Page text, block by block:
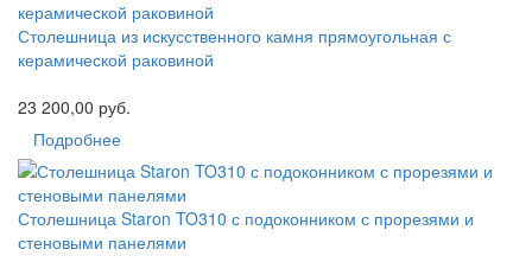
Столешница из искусственного камня прямоугольная с
керамической раковиной
23 200,00 руб.
Подробнее
Столешница Staron TO310 с подоконником с прорезями и
стеновыми панелями